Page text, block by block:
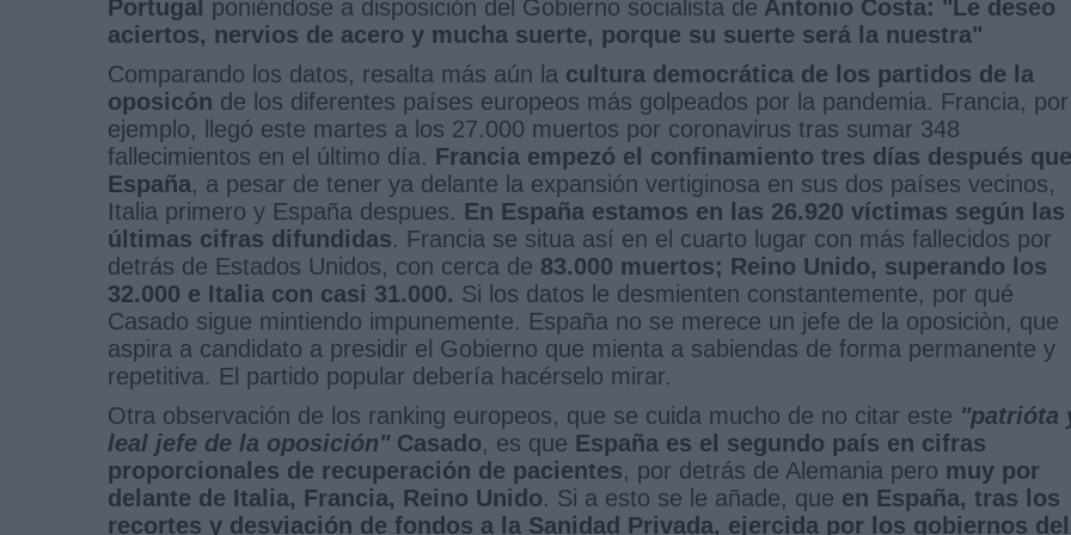
Portugal poniéndose a disposición del Gobierno socialista de Antonio Costa: "Le deseo
aciertos, nervios de acero y mucha suerte, porque su suerte será la nuestra"
Comparando los datos, resalta más aún la cultura democrática de los partidos de la
oposicón de los diferentes países europeos más golpeados por la pandemia. Francia, por
ejemplo, llegó este martes a los 27.000 muertos por coronavirus tras sumar 348
fallecimientos en el último día. Francia empezó el confinamiento tres días después que
España, a pesar de tener ya delante la expansión vertiginosa en sus dos países vecinos,
Italia primero y España despues. En España estamos en las 26.920 víctimas según las
últimas cifras difundidas. Francia se situa así en el cuarto lugar con más fallecidos por
detrás de Estados Unidos, con cerca de 83.000 muertos; Reino Unido, superando los
32.000 e Italia con casi 31.000. Si los datos le desmienten constantemente, por qué
Casado sigue mintiendo impunemente. España no se merece un jefe de la oposiciòn, que
aspira a candidato a presidir el Gobierno que mienta a sabiendas de forma permanente y
repetitiva. El partido popular debería hacérselo mirar.
Otra observación de los ranking europeos, que se cuida mucho de no citar este "patrióta
leal jefe de la oposición"Casado, es que España es el segundo país en cifras
proporcionales de recuperación de pacientes, por detrás de Alemania pero muy por
delante de Italia, Francia, Reino Unido. Si a esto se le añade, que en España, tras los
recortes y desviación de fondos a la Sanidad Privada, ejercida por los gobiernos del